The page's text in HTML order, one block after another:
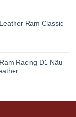
Ram Classic
Racing D1 Nâu